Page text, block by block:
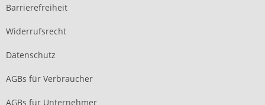
Barrierefreiheit
Widerrufsrecht
Datenschutz
AGBs für Verbraucher
AGBs für Unternehmer